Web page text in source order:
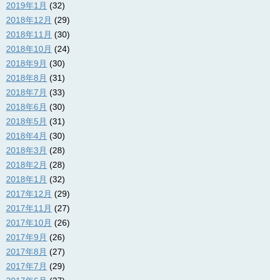
2019年1月 (32)
2018年12月 (29)
2018年11月 (30)
2018年10月 (24)
2018年9月 (30)
2018年8月 (31)
2018年7月 (33)
2018年6月 (30)
2018年5月 (31)
2018年4月 (30)
2018年3月 (28)
2018年2月 (28)
2018年1月 (32)
2017年12月 (29)
2017年11月 (27)
2017年10月 (26)
2017年9月 (26)
2017年8月 (27)
2017年7月 (29)